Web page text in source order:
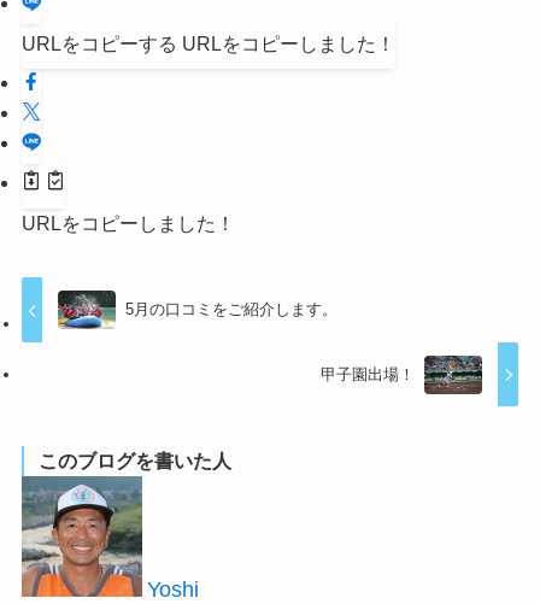
URLをコピーする URLをコピーしました！
URLをコピーしました！
5月の口コミをご紹介します。
甲子園出場！
このブログを書いた人
Yoshi